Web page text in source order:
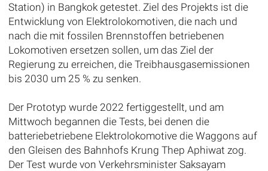
Station) in Bangkok getestet. Ziel des Projekts ist die
Entwicklung von Elektrolokomotiven, die nach und
nach die mit fossilen Brennstoffen betriebenen
Lokomotiven ersetzen sollen, um das Ziel der
Regierung zu erreichen, die Treibhausgasemissionen
bis 2030 um 25 % zu senken.
Der Prototyp wurde 2022 fertiggestellt, und am
Mittwoch begannen die Tests, bei denen die
batteriebetriebene Elektrolokomotive die Waggons auf
den Gleisen des Bahnhofs Krung Thep Aphiwat zog.
Der Test wurde von Verkehrsminister Saksayam